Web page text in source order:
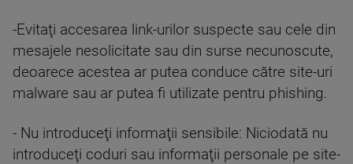
-Evitaţi accesarea link-urilor suspecte sau cele din
mesajele nesolicitate sau din surse necunoscute,
deoarece acestea ar putea conduce către site-uri
malware sau ar putea fi utilizate pentru phishing.
- Nu introduceţi informaţii sensibile: Niciodată nu
introduceţi coduri sau informaţii personale pe site-